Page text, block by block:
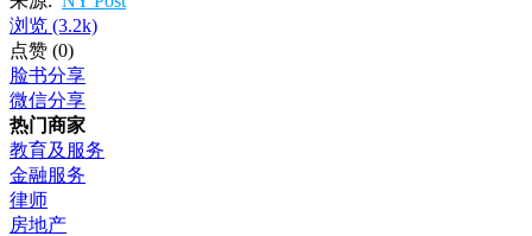
浏览 (3.2k)
点赞 (0)
脸书分享
微信分享
热门商家
教育及服务
金融服务
律师
房地产